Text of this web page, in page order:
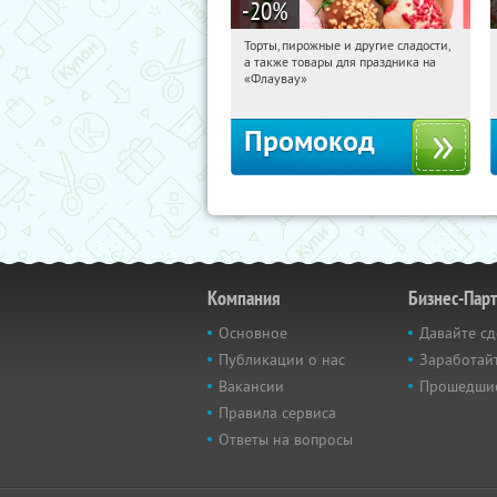
-20%
10:07:54 Получили:
Россия
Торты, пирожные и другие сладости,
а также товары для праздника на
«Флаувау»
Промокод
Компания
Основное
Публикации о нас
Вакансии
Правила сервиса
Ответы на вопросы
Бизнес-
Давайте